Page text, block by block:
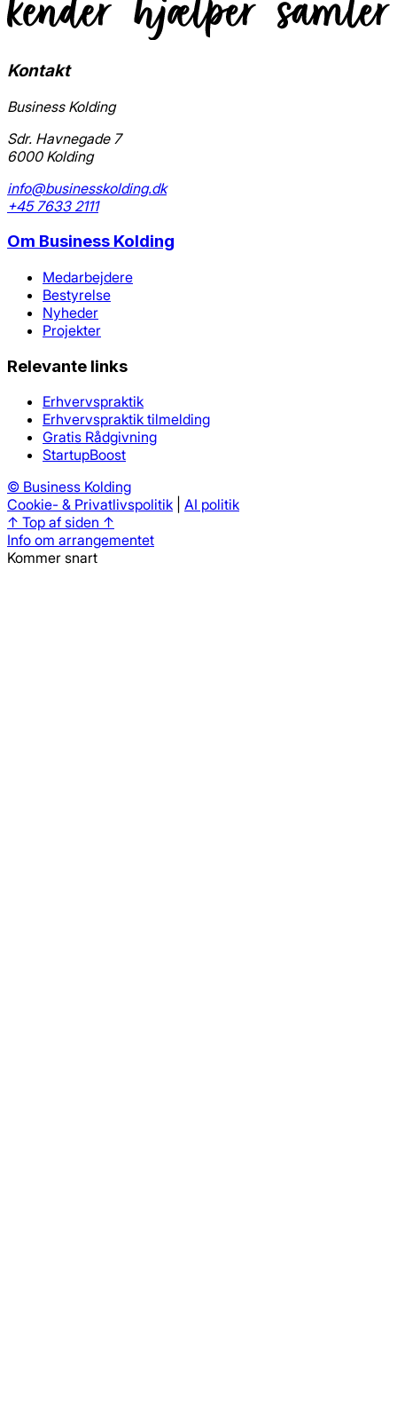
Kontakt
Business Kolding
Sdr. Havnegade 7
6000 Kolding
info@businesskolding.dk
+45 7633 2111
Om Business Kolding
Medarbejdere
Bestyrelse
Nyheder
Projekter
Relevante links
Erhvervspraktik
Erhvervspraktik tilmelding
Gratis Rådgivning
StartupBoost
© Business Kolding
Cookie- & Privatlivspolitik
AI politik
↑ Top af siden ↑
Info om arrangementet
Kommer snart